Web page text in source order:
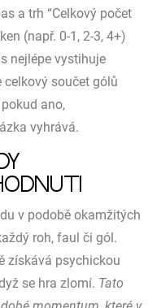
a trh “Celkový počet
(např. 0-1, 2-3, 4+)
nejlépe vystihuje
celkový součet gólů
ano,
vyhrává.
v podobě okamžitých
roh, faul či gól.
získává psychickou
se hra zlomí. Tato